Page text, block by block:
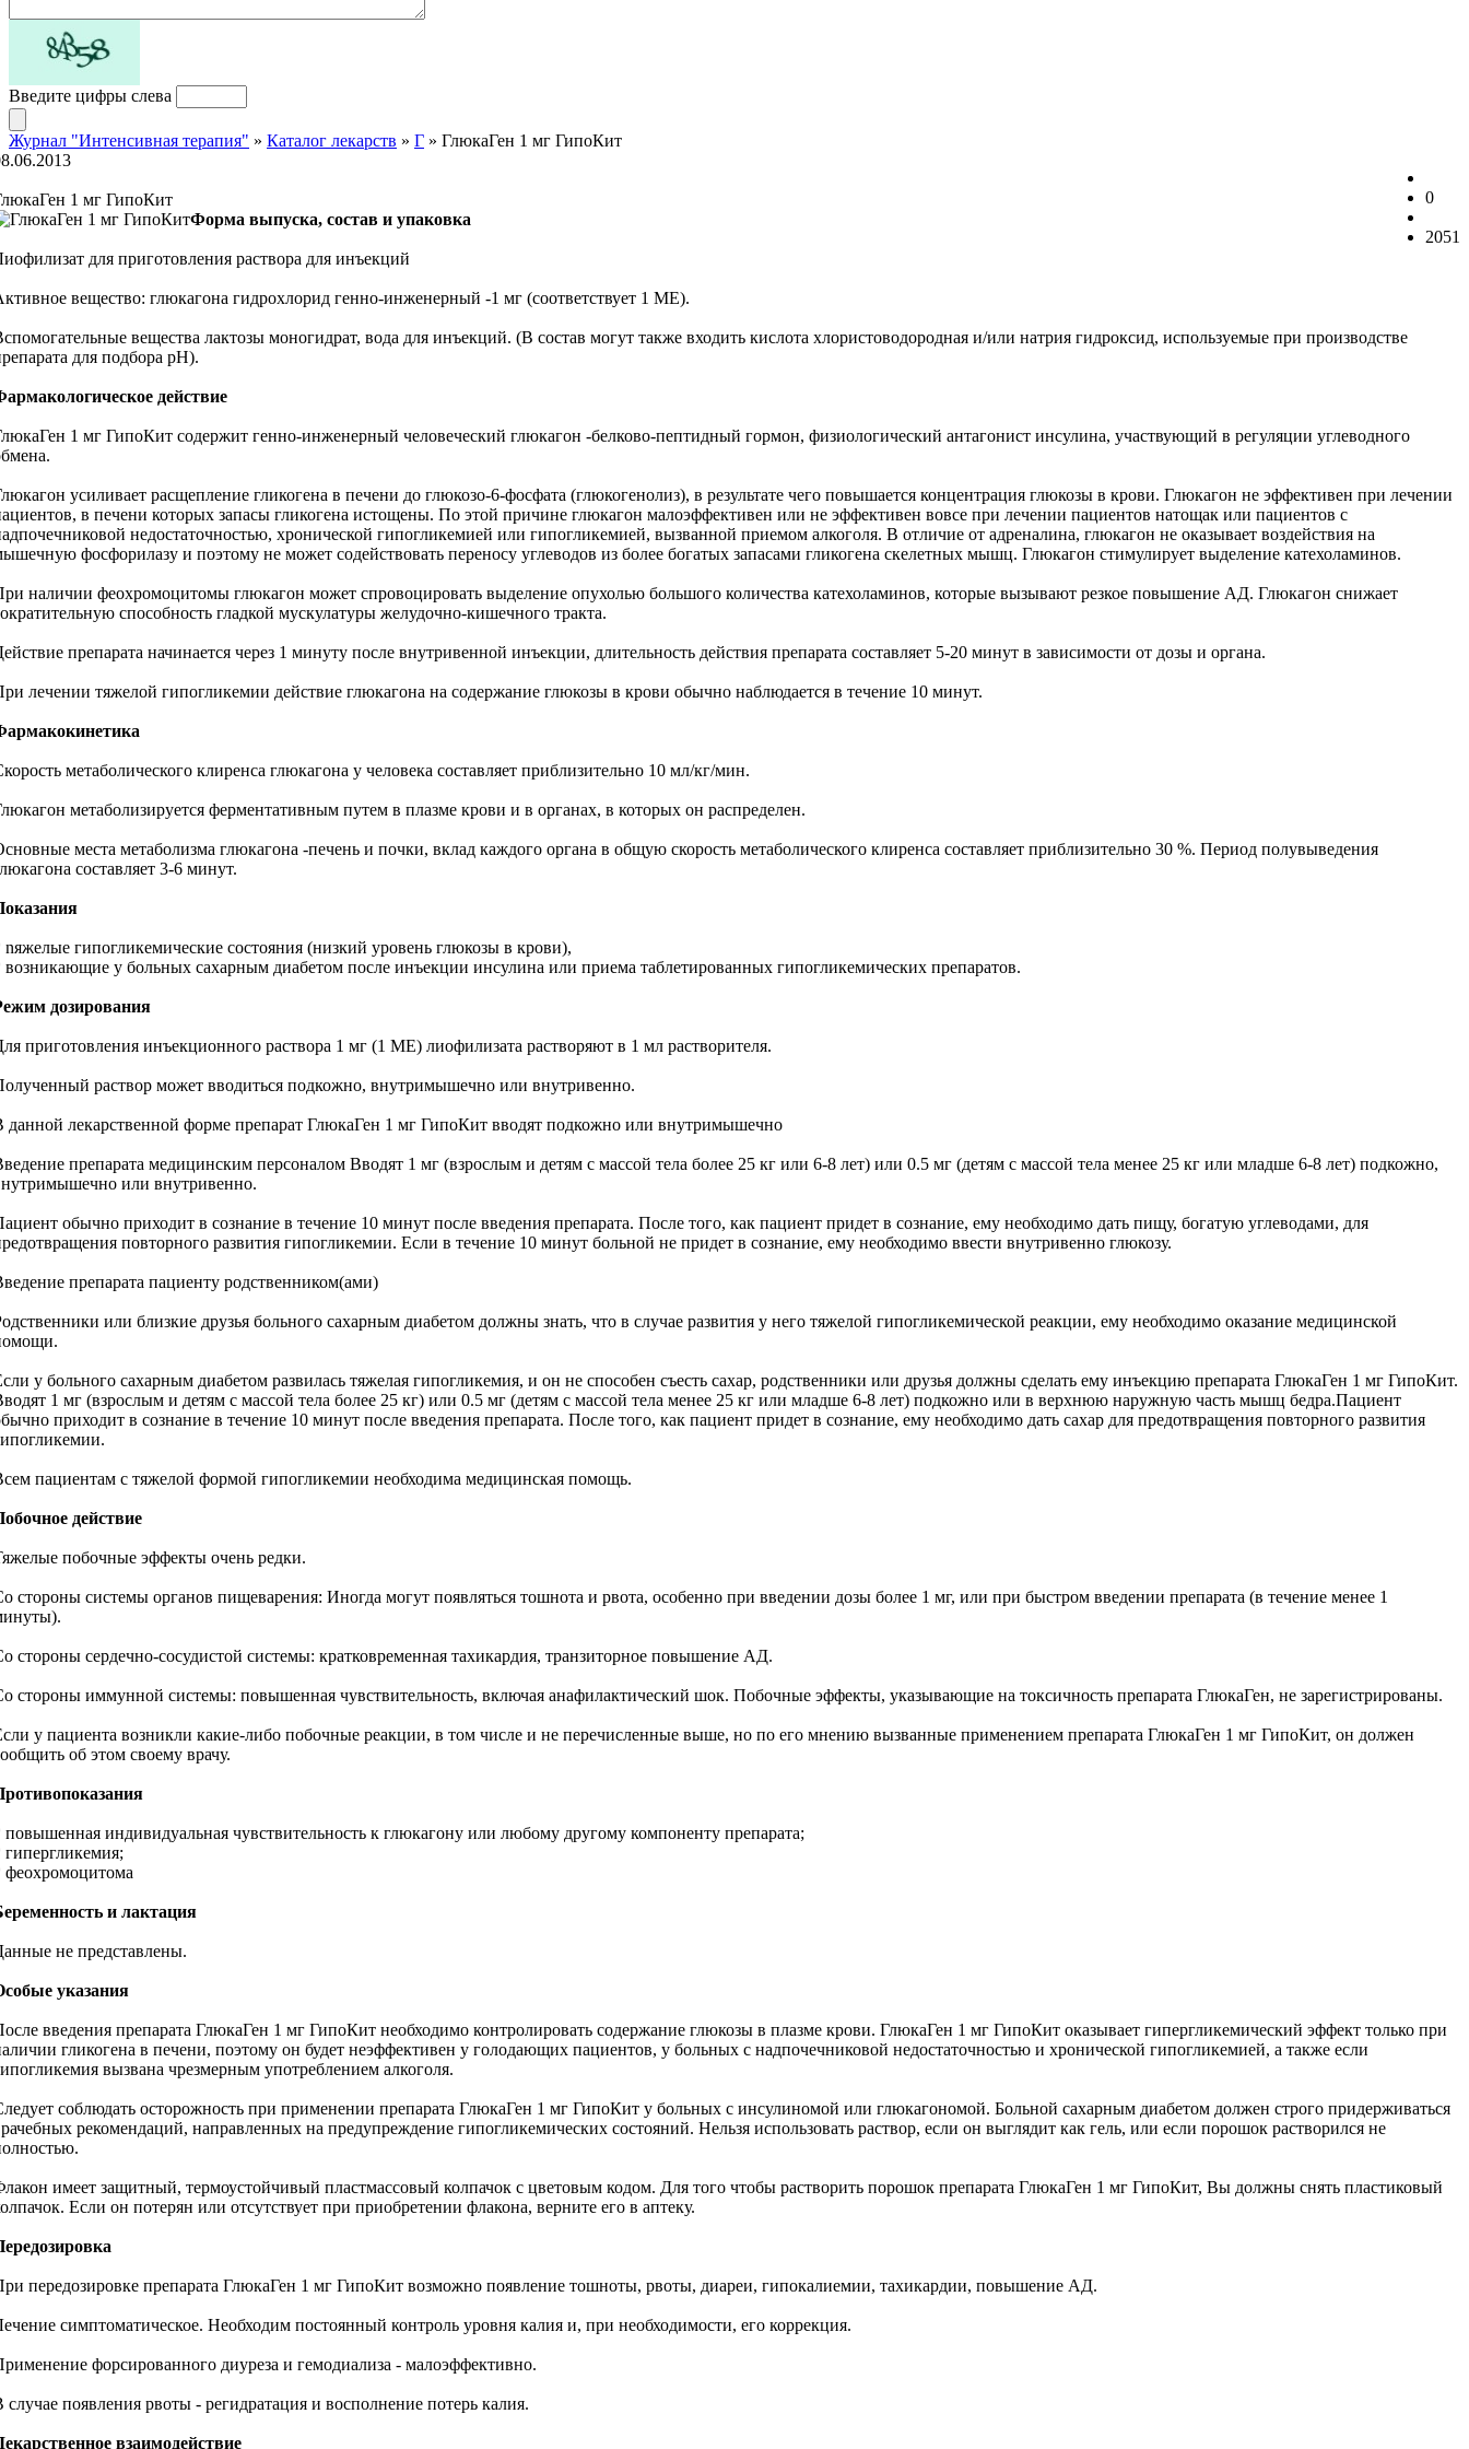
Введите цифры слева
Журнал "Интенсивная терапия" » Каталог лекарств » Г » ГлюкаГен 1 мг ГипоКит
0
2051
1 мг ГипоКит
Форма выпуска, состав и упаковка
для приготовления раствора для инъекций
вещество: глюкагона гидрохлорид генно-инженерный -1 мг (соответствует 1 МЕ).
вещества лактозы моногидрат, вода для инъекций. (В состав могут также входить кислота хлористоводородная и/или натрия гидроксид, используемые при производстве
для подбора рН).
действие
1 мг ГипоКит содержит генно-инженерный человеческий глюкагон -белково-пептидный гормон, физиологический антагонист инсулина, участвующий в регуляции углеводного
усиливает расщепление гликогена в печени до глюкозо-6-фосфата (глюкогенолиз), в результате чего повышается концентрация глюкозы в крови. Глюкагон не эффективен при лечении
в печени которых запасы гликогена истощены. По этой причине глюкагон малоэффективен или не эффективен вовсе при лечении пациентов натощак или пациентов с
недостаточностью, хронической гипогликемией или гипогликемией, вызванной приемом алкоголя. В отличие от адреналина, глюкагон не оказывает воздействия на
фосфорилазу и поэтому не может содействовать переносу углеводов из более богатых запасами гликогена скелетных мышц. Глюкагон стимулирует выделение катехоламинов.
наличии феохромоцитомы глюкагон может спровоцировать выделение опухолью большого количества катехоламинов, которые вызывают резкое повышение АД. Глюкагон снижает
способность гладкой мускулатуры желудочно-кишечного тракта.
препарата начинается через 1 минуту после внутривенной инъекции, длительность действия препарата составляет 5-20 минут в зависимости от дозы и органа.
лечении тяжелой гипогликемии действие глюкагона на содержание глюкозы в крови обычно наблюдается в течение 10 минут.
метаболического клиренса глюкагона у человека составляет приблизительно 10 мл/кг/мин.
метаболизируется ферментативным путем в плазме крови и в органах, в которых он распределен.
места метаболизма глюкагона -печень и почки, вклад каждого органа в общую скорость метаболического клиренса составляет приблизительно 30 %. Период полувыведения
составляет 3-6 минут.
nяжелые гипогликемические состояния (низкий уровень глюкозы в крови),
возникающие у больных сахарным диабетом после инъекции инсулина или приема таблетированных гипогликемических препаратов.
дозирования
приготовления инъекционного раствора 1 мг (1 ME) лиофилизата растворяют в 1 мл растворителя.
раствор может вводиться подкожно, внутримышечно или внутривенно.
данной лекарственной форме препарат ГлюкаГен 1 мг ГипоКит вводят подкожно или внутримышечно
препарата медицинским персоналом Вводят 1 мг (взрослым и детям с массой тела более 25 кг или 6-8 лет) или 0.5 мг (детям с массой тела менее 25 кг или младше 6-8 лет) подкожно,
или внутривенно.
обычно приходит в сознание в течение 10 минут после введения препарата. После того, как пациент придет в сознание, ему необходимо дать пищу, богатую углеводами, для
повторного развития гипогликемии. Если в течение 10 минут больной не придет в сознание, ему необходимо ввести внутривенно глюкозу.
препарата пациенту родственником(ами)
или близкие друзья больного сахарным диабетом должны знать, что в случае развития у него тяжелой гипогликемической реакции, ему необходимо оказание медицинской
у больного сахарным диабетом развилась тяжелая гипогликемия, и он не способен съесть сахар, родственники или друзья должны сделать ему инъекцию препарата ГлюкаГен 1 мг ГипоКит.
1 мг (взрослым и детям с массой тела более 25 кг) или 0.5 мг (детям с массой тела менее 25 кг или младше 6-8 лет) подкожно или в верхнюю наружную часть мышц бедра.Пациент
приходит в сознание в течение 10 минут после введения препарата. После того, как пациент придет в сознание, ему необходимо дать сахар для предотвращения повторного развития
пациентам с тяжелой формой гипогликемии необходима медицинская помощь.
действие
побочные эффекты очень редки.
стороны системы органов пищеварения: Иногда могут появляться тошнота и рвота, особенно при введении дозы более 1 мг, или при быстром введении препарата (в течение менее 1
стороны сердечно-сосудистой системы: кратковременная тахикардия, транзиторное повышение АД.
стороны иммунной системы: повышенная чувствительность, включая анафилактический шок. Побочные эффекты, указывающие на токсичность препарата ГлюкаГен, не зарегистрированы.
у пациента возникли какие-либо побочные реакции, в том числе и не перечисленные выше, но по его мнению вызванные применением препарата ГлюкаГен 1 мг ГипоКит, он должен
об этом своему врачу.
повышенная индивидуальная чувствительность к глюкагону или любому другому компоненту препарата;
гипергликемия;
феохромоцитома
и лактация
не представлены.
указания
введения препарата ГлюкаГен 1 мг ГипоКит необходимо контролировать содержание глюкозы в плазме крови. ГлюкаГен 1 мг ГипоКит оказывает гипергликемический эффект только при
гликогена в печени, поэтому он будет неэффективен у голодающих пациентов, у больных с надпочечниковой недостаточностью и хронической гипогликемией, а также если
вызвана чрезмерным употреблением алкоголя.
соблюдать осторожность при применении препарата ГлюкаГен 1 мг ГипоКит у больных с инсулиномой или глюкагономой. Больной сахарным диабетом должен строго придерживаться
рекомендаций, направленных на предупреждение гипогликемических состояний. Нельзя использовать раствор, если он выглядит как гель, или если порошок растворился не
имеет защитный, термоустойчивый пластмассовый колпачок с цветовым кодом. Для того чтобы растворить порошок препарата ГлюкаГен 1 мг ГипоКит, Вы должны снять пластиковый
Если он потерян или отсутствует при приобретении флакона, верните его в аптеку.
передозировке препарата ГлюкаГен 1 мг ГипоКит возможно появление тошноты, рвоты, диареи, гипокалиемии, тахикардии, повышение АД.
симптоматическое. Необходим постоянный контроль уровня калия и, при необходимости, его коррекция.
форсированного диуреза и гемодиализа - малоэффективно.
случае появления рвоты - регидратация и восполнение потерь калия.
взаимодействие